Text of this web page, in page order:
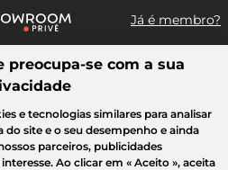
Já é membro?
um artigo, uma venda...
Desporto Casa Criança Beleza
preocupa-se com a sua
e tecnologias similares para analisar
do site e o seu desempenho e ainda
parceiros, publicidades
Ao clicar em « Aceito », aceita